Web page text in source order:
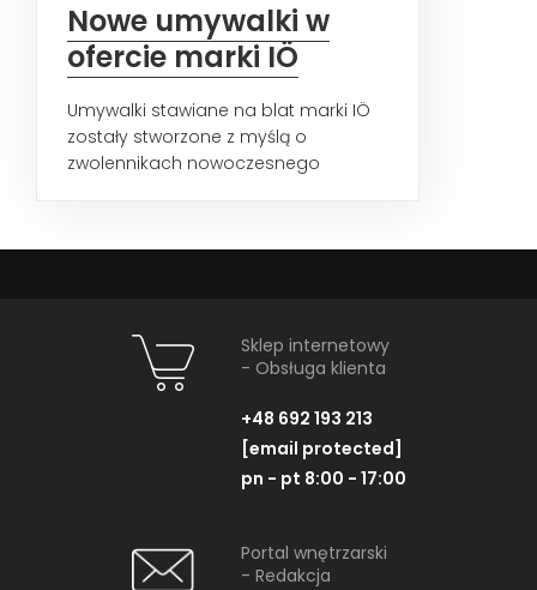
Nowe umywalki w
ofercie marki IÖ
Umywalki stawiane na blat marki IÖ
zostały stworzone z myślą o
zwolennikach nowoczesnego
Sklep internetowy
- Obsługa klienta
+48 692 193 213
[email protected]
pn - pt 8:00 - 17:00
Portal wnętrzarski
- Redakcja